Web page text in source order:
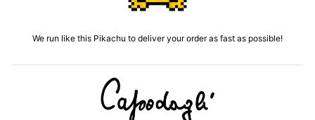
We run like this Pikachu to deliver your order as fast as possible!